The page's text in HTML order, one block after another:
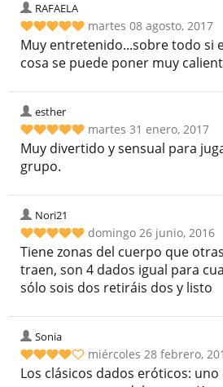
RAFAELA
martes 08 agosto, 2017
Muy entretenido...sobre todo si
cosa se puede poner muy
esther
martes 31 enero, 2017
Muy divertido y sensual para
grupo.
Nori21
domingo 26 junio, 2016
Tiene zonas del cuerpo que
traen, son 4 dados igual para
sólo sois dos retiráis dos y listo
Sonia
miércoles 28 febrero,
Los clásicos dados eróticos: uno